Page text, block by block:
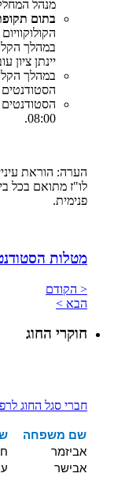
מנהל
בתום
במהלך
יינתן ציון
במהלך
08:00.
הערה: הוראת
לו"ז מתואם בכל
פנימית.
מטלות
< הקודם
הבא >
חוקרי החוג
חברי סגל החוג
שם משפחה
אביזמר
אבישר